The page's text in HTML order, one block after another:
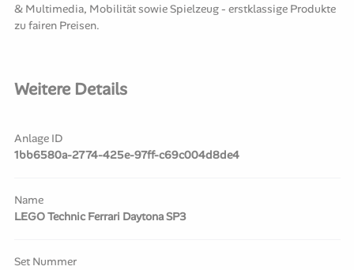
& Multimedia, Mobilität sowie Spielzeug - erstklassige Produkte
zu fairen Preisen.
Weitere Details
Anlage ID
1bb6580a-2774-425e-97ff-c69c004d8de4
Name
LEGO Technic Ferrari Daytona SP3
Set Nummer